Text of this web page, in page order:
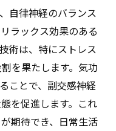
自律神経のバランス
ラックス効果のある
術は、特にストレス
を果たします。気功
ことで、副交感神経
を促進します。これ
期待でき、日常生活